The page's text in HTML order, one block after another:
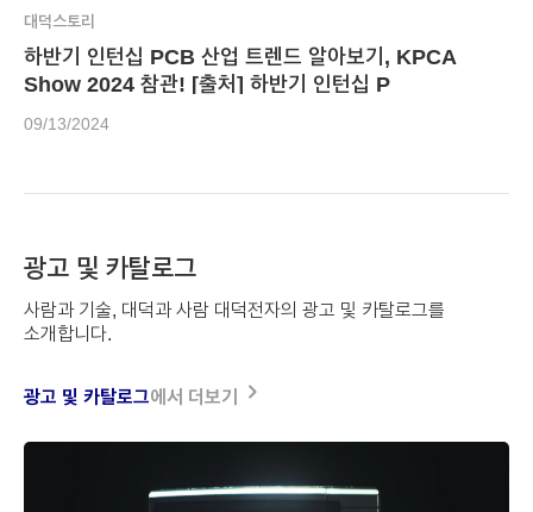
대덕스토리
하반기 인턴십 PCB 산업 트렌드 알아보기, KPCA
Show 2024 참관! [출처] 하반기 인턴십 P
09/13/2024
광고 및 카탈로그
사람과 기술, 대덕과 사람 대덕전자의 광고 및 카탈로그를
소개합니다.
광고 및 카탈로그에서 더보기 navigate_next